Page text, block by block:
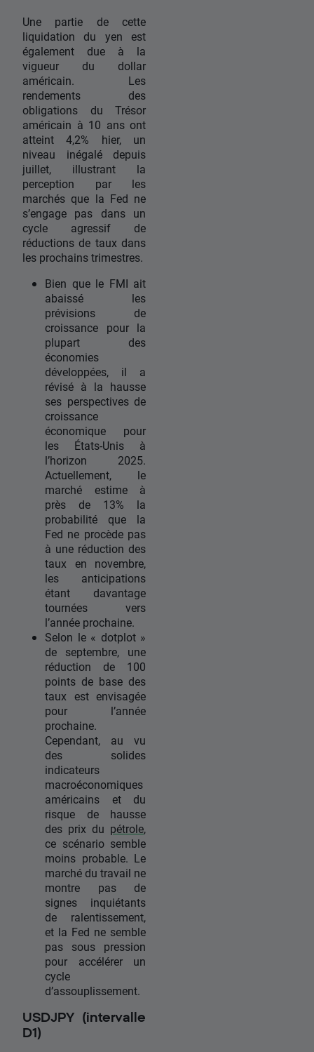
Une partie de cette
liquidation du yen est
également due à la
vigueur du dollar
américain. Les
rendements des
obligations du Trésor
américain à 10 ans ont
atteint 4,2% hier, un
niveau inégalé depuis
juillet, illustrant la
perception par les
marchés que la Fed ne
s’engage pas dans un
cycle agressif de
réductions de taux dans
les prochains trimestres.
Bien que le FMI ait
abaissé les
prévisions de
croissance pour la
plupart des
économies
développées, il a
révisé à la hausse
ses perspectives de
croissance
économique pour
les États-Unis à
l’horizon 2025.
Actuellement, le
marché estime à
près de 13% la
probabilité que la
Fed ne procède pas
à une réduction des
taux en novembre,
les anticipations
étant davantage
tournées vers
l’année prochaine.
Selon le « dotplot »
de septembre, une
réduction de 100
points de base des
taux est envisagée
pour l’année
prochaine.
Cependant, au vu
des solides
indicateurs
macroéconomiques
américains et du
risque de hausse
des prix du pétrole,
ce scénario semble
moins probable. Le
marché du travail ne
montre pas de
signes inquiétants
de ralentissement,
et la Fed ne semble
pas sous pression
pour accélérer un
cycle
d’assouplissement.
USDJPY (intervalle
D1)